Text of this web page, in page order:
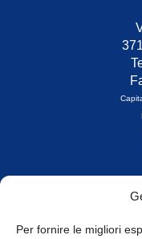
Per fornire le migliori8.30-